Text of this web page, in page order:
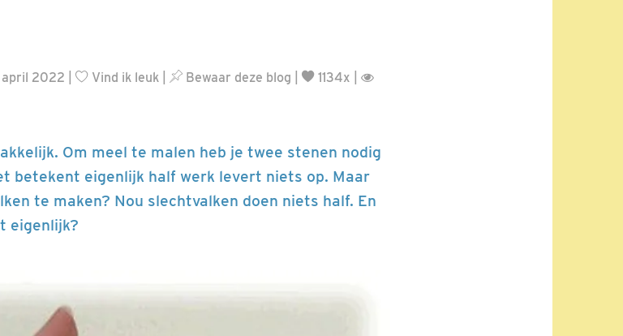
2022 | Vind ik leuk Bewaar deze blog
1134x |
Om meel te malen heb je twee stenen nodig
betekent eigenlijk half werk levert niets op. Maar
te maken? Nou slechtvalken doen niets half. En
eigenlijk?